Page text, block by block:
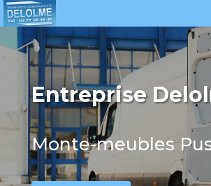
Entreprise
Monte-meubles